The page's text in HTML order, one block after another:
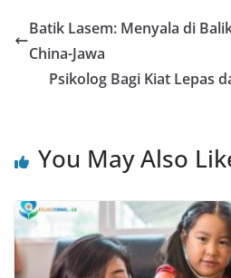
Batik Lasem: Menyala di
China-Jawa
Psikolog Bagi Kiat Lepas
You May Also